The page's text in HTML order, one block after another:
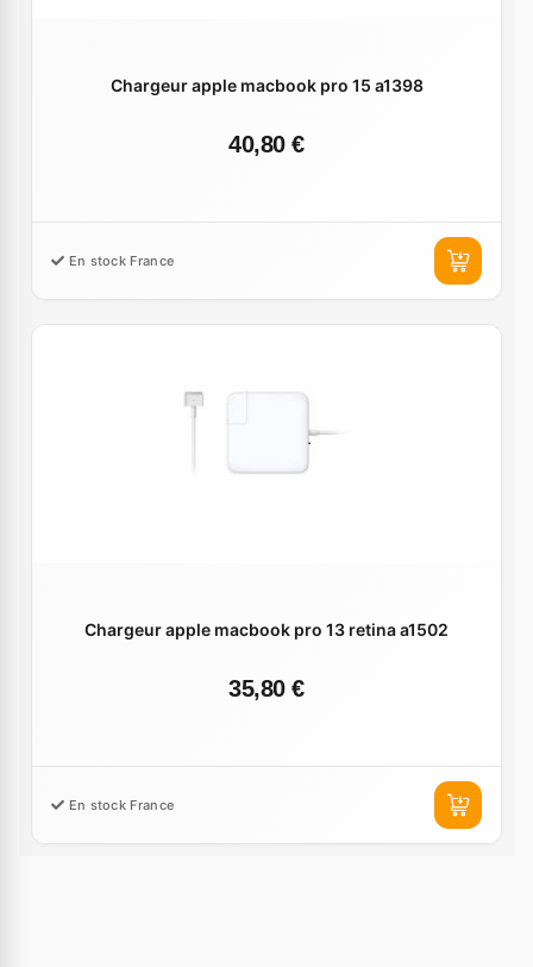
Chargeur apple macbook pro 15 a1398
40,80 €
En stock France
Chargeur apple macbook pro 13 retina a1502
35,80 €
En stock France